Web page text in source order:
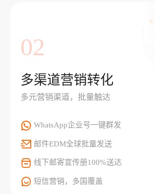
02
多渠道营销转化
多元营销渠道，批量触达
WhatsApp企业号一键群发
邮件EDM全球批量发送
线下邮寄宣传册100%送达
短信营销，多国覆盖